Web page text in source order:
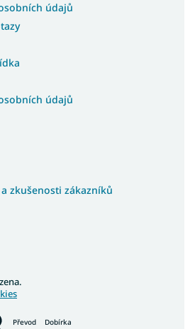
údajů
údajů
zkušenosti zákazníků
Převod Dobírka